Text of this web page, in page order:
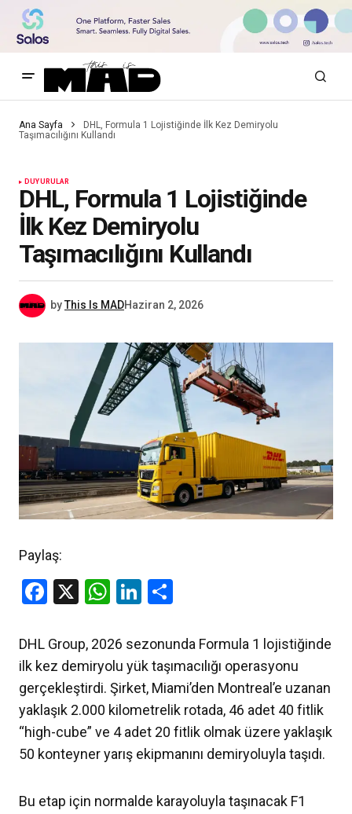
Ana Sayfa
DHL, Formula 1 Lojistiğinde İlk Kez Demiryolu
Taşımacılığını Kullandı
DUYURULAR
DHL, Formula 1 Lojistiğinde
İlk Kez Demiryolu
Taşımacılığını Kullandı
byThis Is MADHaziran 2, 2026
Paylaş:
Facebook
X WhatsApp
LinkedIn
DHL Group, 2026 sezonunda Formula 1 lojistiğinde
ilk kez demiryolu yük taşımacılığı operasyonu
gerçekleştirdi. Şirket, Miami’den Montreal’e uzanan
yaklaşık 2.000 kilometrelik rotada, 46 adet 40 fitlik
“high-cube” ve 4 adet 20 fitlik olmak üzere yaklaşık
50 konteyner yarış ekipmanını demiryoluyla taşıdı.
Bu etap için normalde karayoluyla taşınacak F1